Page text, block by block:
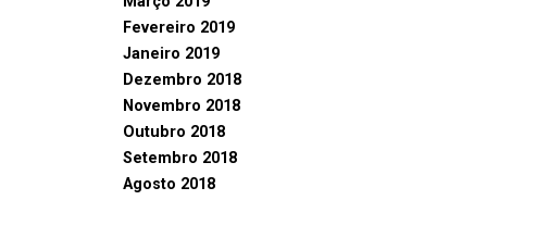
Fevereiro 2019
Janeiro 2019
Dezembro 2018
Novembro 2018
Outubro 2018
Setembro 2018
Agosto 2018